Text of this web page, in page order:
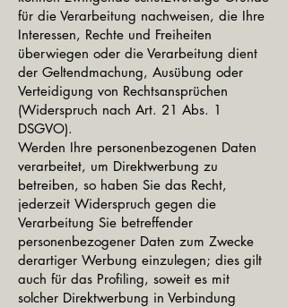
für die Verarbeitung nachweisen, die Ihre
Interessen, Rechte und Freiheiten
überwiegen oder die Verarbeitung dient
der Geltendmachung, Ausübung oder
Verteidigung von Rechtsansprüchen
(Widerspruch nach Art. 21 Abs. 1
DSGVO).
Werden Ihre personenbezogenen Daten
verarbeitet, um Direktwerbung zu
betreiben, so haben Sie das Recht,
jederzeit Widerspruch gegen die
Verarbeitung Sie betreffender
personenbezogener Daten zum Zwecke
derartiger Werbung einzulegen; dies gilt
auch für das Profiling, soweit es mit
solcher Direktwerbung in Verbindung